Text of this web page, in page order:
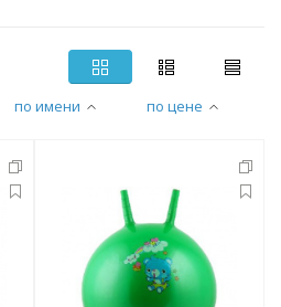
по имени по цене